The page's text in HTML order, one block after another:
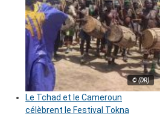
© (DR)
Le Tchad et le Cameroun
célèbrent le Festival Tokna